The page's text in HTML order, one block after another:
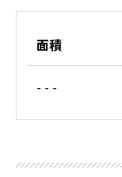
面積
- - -